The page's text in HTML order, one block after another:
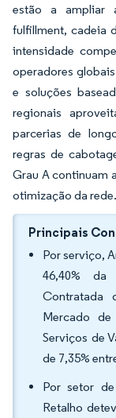
estão a ampliar
fulfillment, cadeia
intensidade
operadores
e soluções
regionais
parcerias de
regras de
Grau A continuam
otimização da rede.
Principais
Por serviço,
46,40%
Contratada
Mercado
Serviços de
de 7,35%
Por setor
Retalho